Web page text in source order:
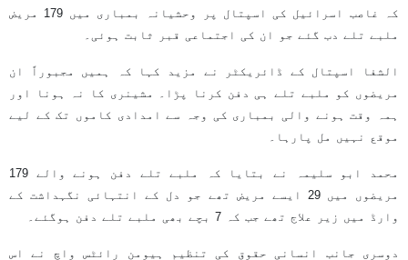
کہ غاصب اسرائیل کی اسپتال پر وحشیانہ بمباری میں 179 مریض
ملبے تلے دب گئے جو ان کی اجتماعی قبر ثابت ہوئی۔
الشفا اسپتال کے ڈائریکٹر نے مزید کہا کہ ہمیں مجبوراً ان
مریضوں کو ملبے تلے ہی دفن کرنا پڑا۔ مشینری کا نہ ہونا اور
ہمہ وقت ہونے والی بمباری کی وجہ سے امدادی کاموں تک کے لیے
موقع نہیں مل پارہا۔
محمد ابو سلیمہ نے بتایا کہ ملبے تلے دفن ہونے والے 179
مریضوں میں 29 ایسے مریض تھے جو دل کے انتہائی نگہداشت کے
وارڈ میں زیر علاج تھے جب کہ 7 بچے بھی ملبے تلے دفن ہوگئے۔
دوسری جانب انسانی حقوق کی تنظیم ہیومن رائٹس واچ نے اس